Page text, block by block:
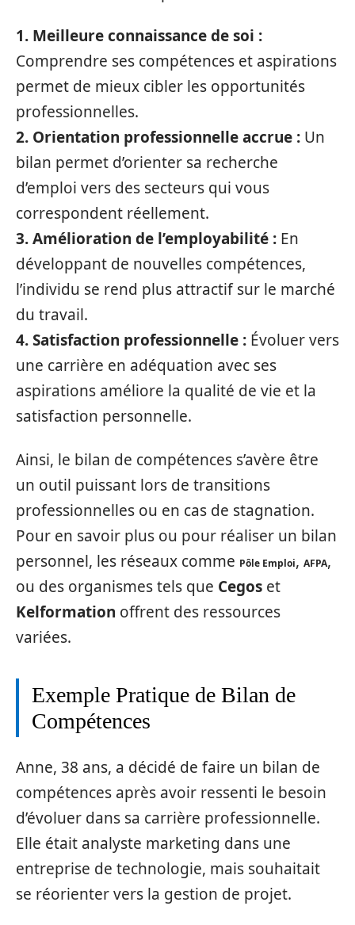
1. Meilleure connaissance de soi :
Comprendre ses compétences et aspirations
permet de mieux cibler les opportunités
professionnelles.
2. Orientation professionnelle accrue : Un
bilan permet d’orienter sa recherche
d’emploi vers des secteurs qui vous
correspondent réellement.
3. Amélioration de l’employabilité : En
développant de nouvelles compétences,
l’individu se rend plus attractif sur le marché
du travail.
4. Satisfaction professionnelle : Évoluer vers
une carrière en adéquation avec ses
aspirations améliore la qualité de vie et la
satisfaction personnelle.
Ainsi, le bilan de compétences s’avère être
un outil puissant lors de transitions
professionnelles ou en cas de stagnation.
Pour en savoir plus ou pour réaliser un bilan
personnel, les réseaux comme Pôle Emploi, AFPA,
ou des organismes tels que Cegos et
Kelformation offrent des ressources
variées.
Exemple Pratique de Bilan de
Compétences
Anne, 38 ans, a décidé de faire un bilan de
compétences après avoir ressenti le besoin
d’évoluer dans sa carrière professionnelle.
Elle était analyste marketing dans une
entreprise de technologie, mais souhaitait
se réorienter vers la gestion de projet.